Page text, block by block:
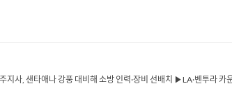
, 샌타애나 강풍 대비해 소방 인력·장비 선배치 ▶LA·벤투라 카